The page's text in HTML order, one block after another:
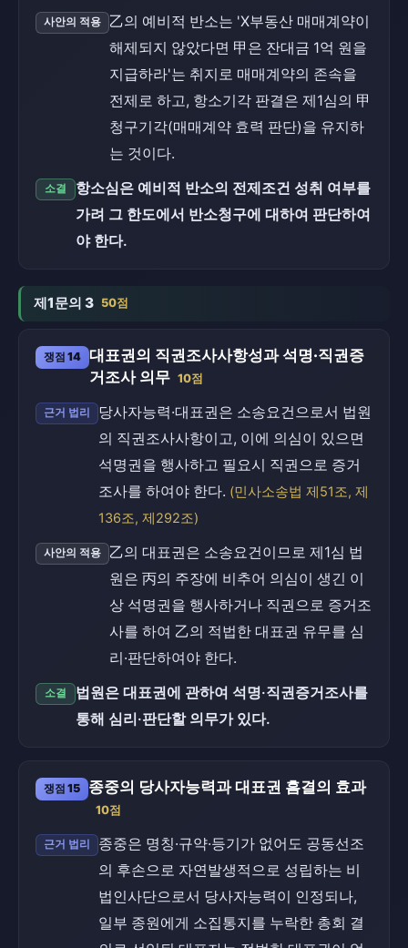
사안의 적용
乙의 예비적 반소는 'X부동산 매매계약이
해제되지 않았다면 甲은 잔대금 1억 원을
지급하라'는 취지로 매매계약의 존속을
전제로 하고, 항소기각 판결은 제1심의 甲
청구기각(매매계약 효력 판단)을 유지하
는 것이다.
소결
항소심은 예비적 반소의 전제조건 성취 여부를
가려 그 한도에서 반소청구에 대하여 판단하여
야 한다.
제1문의 3 50점
쟁점 14 대표권의 직권조사사항성과 석명·직권증
거조사 의무 10점
근거 법리
당사자능력·대표권은 소송요건으로서 법원
의 직권조사사항이고, 이에 의심이 있으면
석명권을 행사하고 필요시 직권으로 증거
조사를 하여야 한다. (민사소송법 제51조, 제
136조, 제292조)
사안의 적용
乙의 대표권은 소송요건이므로 제1심 법
원은 丙의 주장에 비추어 의심이 생긴 이
상 석명권을 행사하거나 직권으로 증거조
사를 하여 乙의 적법한 대표권 유무를 심
리·판단하여야 한다.
소결
법원은 대표권에 관하여 석명·직권증거조사를
통해 심리·판단할 의무가 있다.
쟁점 15 종중의 당사자능력과 대표권 흠결의 효과
10점
근거 법리
종중은 명칭·규약·등기가 없어도 공동선조
의 후손으로 자연발생적으로 성립하는 비
법인사단으로서 당사자능력이 인정되나,
일부 종원에게 소집통지를 누락한 총회 결